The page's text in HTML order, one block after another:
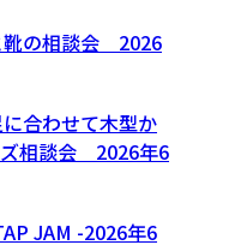
靴の相談会 2026
に合わせて木型か
ズ相談会 2026年6
JAM -2026年6